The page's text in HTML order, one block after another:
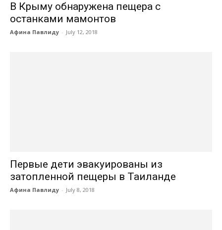
В Крыму обнаружена пещера с
останками мамонтов
Афина Павлиду - July 12, 2018
Первые дети эвакуированы из
затопленной пещеры в Таиланде
Афина Павлиду - July 8, 2018